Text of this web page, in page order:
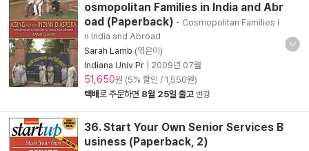
osmopolitan Families in India and Abr
oad (Paperback) - Cosmopolitan Families i
n India and Abroad
Sarah Lamb (엮은이)
Indiana Univ Pr
2009년 07월
51,650원 (5% 할인 / 1,550원)
택배로 주문하면 8월 25일 출고 변경
36. Start Your Own Senior Services B
usiness (Paperback, 2)